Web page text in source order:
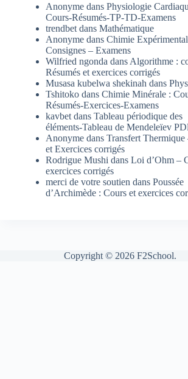
Anonyme dans Physiologie
Cours-Résumés-TP-TD-Examens
trendbet dans Mathématique
Anonyme dans Chimie
Consignes – Examens
Wilfried ngonda dans Algorithme :
Résumés et exercices corrigés
Musasa kubelwa shekinah dans
Tshitoko dans Chimie Minérale :
Résumés-Exercices-Examens
kavbet dans Tableau périodique des
éléments-Tableau de Mendeleïev
Anonyme dans Transfert Thermique
et Exercices corrigés
Rodrigue Mushi dans Loi d’Ohm –
exercices corrigés
merci de votre soutien dans Poussée
d’Archimède : Cours et exercices
Copyright © 2026 F2School.